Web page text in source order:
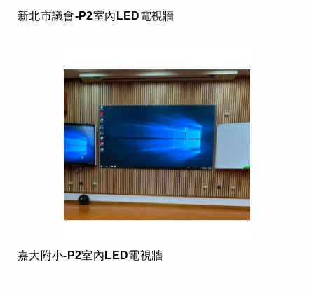
新北市議會-P2室內LED電視牆
嘉大附小-P2室內LED電視牆